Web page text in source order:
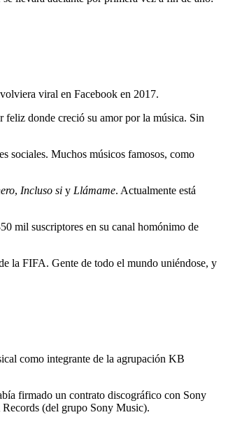
viral en Facebook en 2017.
feliz donde creció su amor por la música. Sin
sociales. Muchos músicos famosos, como
, Incluso si y Llámame. Actualmente está
mil suscriptores en su canal homónimo de
la FIFA. Gente de todo el mundo uniéndose, y
como integrante de la agrupación KB
firmado un contrato discográfico con Sony
(del grupo Sony Music).